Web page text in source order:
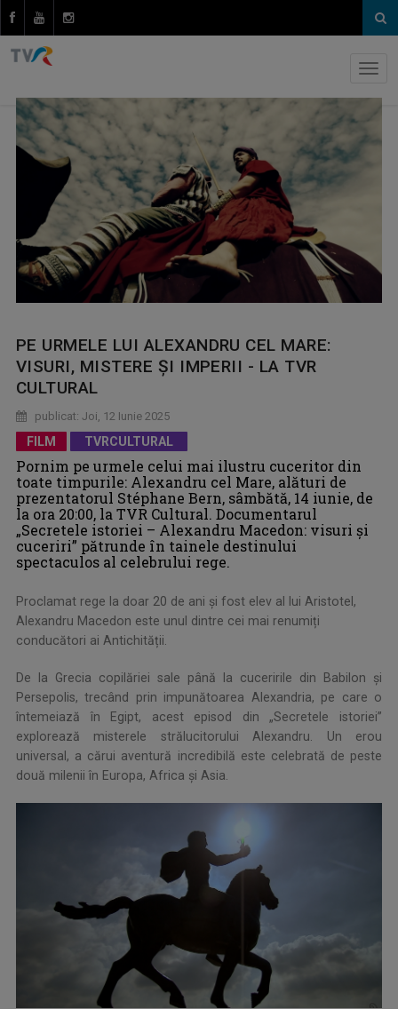
PE URMELE LUI ALEXANDRU CEL MARE:
VISURI, MISTERE ȘI IMPERII - LA TVR
CULTURAL
publicat: Joi, 12 Iunie 2025
FILM TVRCULTURAL
Pornim pe urmele celui mai ilustru cuceritor din
toate timpurile: Alexandru cel Mare, alături de
prezentatorul Stéphane Bern, sâmbătă, 14 iunie, de
la ora 20:00, la TVR Cultural. Documentarul
„Secretele istoriei – Alexandru Macedon: visuri și
cuceriri” pătrunde în tainele destinului
spectaculos al celebrului rege.
Proclamat rege la doar 20 de ani și fost elev al lui Aristotel,
Alexandru Macedon este unul dintre cei mai renumiți
conducători ai Antichității.
De la Grecia copilăriei sale până la cuceririle din Babilon și
Persepolis, trecând prin impunătoarea Alexandria, pe care o
întemeiază în Egipt, acest episod din „Secretele istoriei”
explorează misterele strălucitorului Alexandru. Un erou
universal, a cărui aventură incredibilă este celebrată de peste
două milenii în Europa, Africa și Asia.